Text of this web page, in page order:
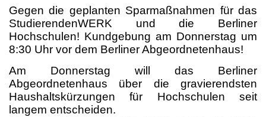
Gegen die geplanten Sparmaßnahmen für das
StudierendenWERK und die Berliner
Hochschulen! Kundgebung am Donnerstag um
8:30 Uhr vor dem Berliner Abgeordnetenhaus!
Am Donnerstag will das Berliner
Abgeordnetenhaus über die gravierendsten
Haushaltskürzungen für Hochschulen seit
langem entscheiden.